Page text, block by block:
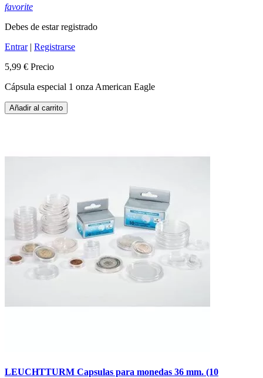
favorite
Debes de estar registrado
Entrar| Registrarse
5,99 € Precio
Cápsula especial 1 onza American Eagle
Añadir al carrito
LEUCHTTURM Capsulas para monedas 36 mm. (10